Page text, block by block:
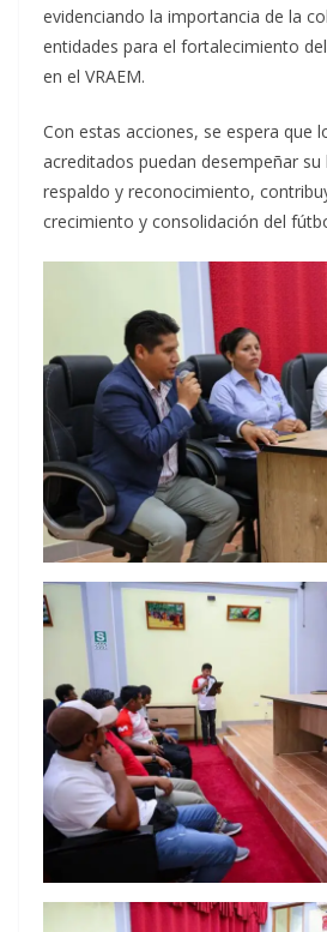
evidenciando la importancia de la
entidades para el fortalecimiento
en el VRAEM.
Con estas acciones, se espera que
acreditados puedan desempeñar
respaldo y reconocimiento,
crecimiento y consolidación del